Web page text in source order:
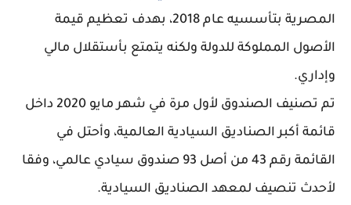
المصرية بتأسسيه عام 2018، بهدف تعظيم قيمة
الأصول المملوكة للدولة ولكنه يتمتع بأستقلال مالي
وإداري.
تم تصنيف الصندوق لأول مرة في شهر مايو 2020 داخل
قائمة أكبر الصناديق السيادية العالمية، وأحتل في
القائمة رقم 43 من أصل 93 صندوق سيادي عالمي، وفقا
لأحدث تنصيف لمعهد الصناديق السيادية.